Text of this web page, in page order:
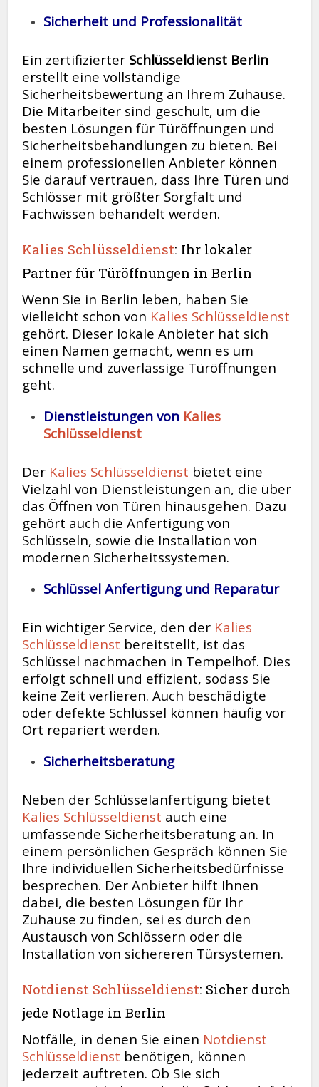
Sicherheit und Professionalität
Ein zertifizierter Schlüsseldienst Berlin
erstellt eine vollständige
Sicherheitsbewertung an Ihrem Zuhause.
Die Mitarbeiter sind geschult, um die
besten Lösungen für Türöffnungen und
Sicherheitsbehandlungen zu bieten. Bei
einem professionellen Anbieter können
Sie darauf vertrauen, dass Ihre Türen und
Schlösser mit größter Sorgfalt und
Fachwissen behandelt werden.
Kalies Schlüsseldienst: Ihr lokaler
Partner für Türöffnungen in Berlin
Wenn Sie in Berlin leben, haben Sie
vielleicht schon von Kalies Schlüsseldienst
gehört. Dieser lokale Anbieter hat sich
einen Namen gemacht, wenn es um
schnelle und zuverlässige Türöffnungen
geht.
Dienstleistungen von Kalies
Schlüsseldienst
Der Kalies Schlüsseldienst bietet eine
Vielzahl von Dienstleistungen an, die über
das Öffnen von Türen hinausgehen. Dazu
gehört auch die Anfertigung von
Schlüsseln, sowie die Installation von
modernen Sicherheitssystemen.
Schlüssel Anfertigung und Reparatur
Ein wichtiger Service, den der Kalies
Schlüsseldienst bereitstellt, ist das
Schlüssel nachmachen in Tempelhof. Dies
erfolgt schnell und effizient, sodass Sie
keine Zeit verlieren. Auch beschädigte
oder defekte Schlüssel können häufig vor
Ort repariert werden.
Sicherheitsberatung
Neben der Schlüsselanfertigung bietet
Kalies Schlüsseldienst auch eine
umfassende Sicherheitsberatung an. In
einem persönlichen Gespräch können Sie
Ihre individuellen Sicherheitsbedürfnisse
besprechen. Der Anbieter hilft Ihnen
dabei, die besten Lösungen für Ihr
Zuhause zu finden, sei es durch den
Austausch von Schlössern oder die
Installation von sichereren Türsystemen.
Notdienst Schlüsseldienst: Sicher durch
jede Notlage in Berlin
Notfälle, in denen Sie einen Notdienst
Schlüsseldienst benötigen, können
jederzeit auftreten. Ob Sie sich